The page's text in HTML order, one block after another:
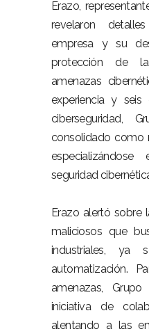
Erazo,
revelaron
empresa y su
protección de
amenazas
experiencia y seis
ciberseguridad,
consolidado como
seguridad
Erazo alertó sobre
maliciosos que
industriales, ya
automatización.
amenazas,
iniciativa de
alentando a las